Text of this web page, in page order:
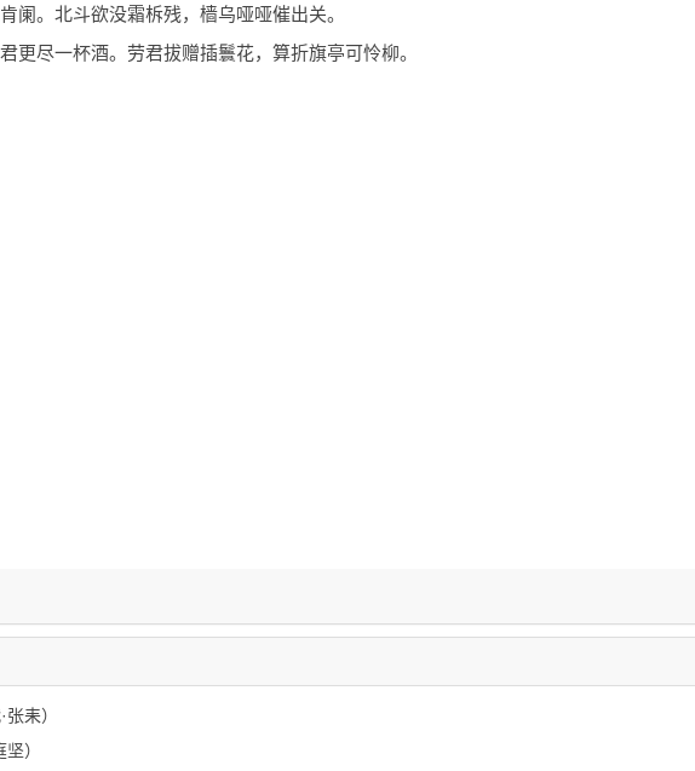
阑。北斗欲没霜柝残，樯乌哑哑催出关。
更尽一杯酒。劳君拔赠插鬟花，算折旗亭可怜柳。
耒）
）